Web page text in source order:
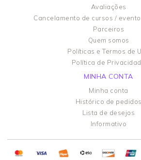
Avaliações
Cancelamento de cursos /
Parceiros
Quem somos
Políticas e Termos de
Política de
MINHA CONTA
Minha conta
Histórico de pedidos
Lista de desejos
Informativo